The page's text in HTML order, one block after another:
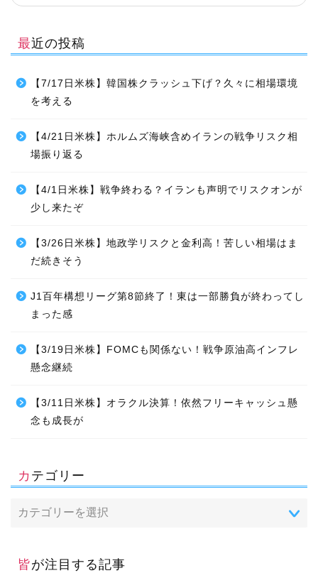
最近の投稿
【7/17日米株】韓国株クラッシュ下げ？久々に相場環境
を考える
【4/21日米株】ホルムズ海峡含めイランの戦争リスク相
場振り返る
【4/1日米株】戦争終わる？イランも声明でリスクオンが
少し来たぞ
【3/26日米株】地政学リスクと金利高！苦しい相場はま
だ続きそう
J1百年構想リーグ第8節終了！東は一部勝負が終わってし
まった感
【3/19日米株】FOMCも関係ない！戦争原油高インフレ
懸念継続
【3/11日米株】オラクル決算！依然フリーキャッシュ懸
念も成長が
カテゴリー
皆が注目する記事